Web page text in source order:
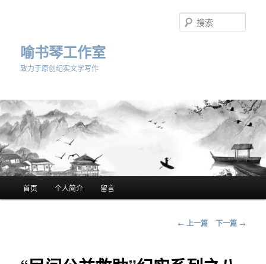
喻书琴工作室
致力于原创纪实文学写作
索
首页 个人简介 留言
文
航
← 上一篇 下一篇 →